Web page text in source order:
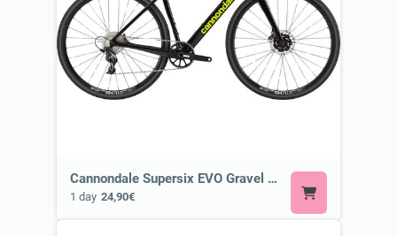
Cannondale Supersix EVO Gravel or Similar
1 day 24,90€